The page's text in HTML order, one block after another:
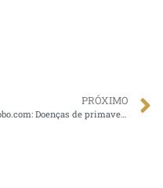
PRÓXIMO
Globo.com: Doenças de primavera